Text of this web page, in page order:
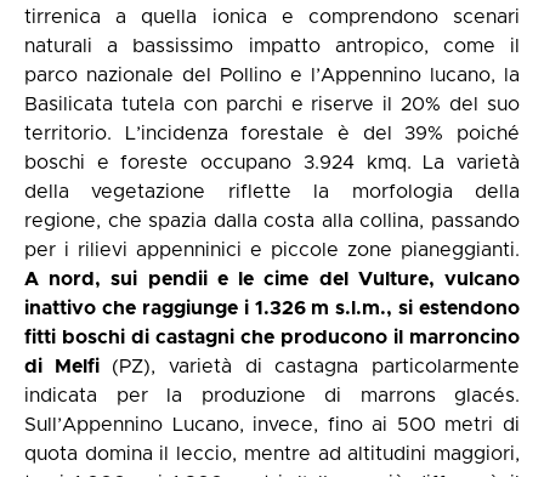
tirrenica a quella ionica e comprendono scenari
naturali a bassissimo impatto antropico, come il
parco nazionale del Pollino e l’Appennino lucano, la
Basilicata tutela con parchi e riserve il 20% del suo
territorio. L’incidenza forestale è del 39% poiché
boschi e foreste occupano 3.924 kmq. La varietà
della vegetazione riflette la morfologia della
regione, che spazia dalla costa alla collina, passando
per i rilievi appenninici e piccole zone pianeggianti.
A nord, sui pendii e le cime del Vulture, vulcano
inattivo che raggiunge i 1.326 m s.l.m., si estendono
fitti boschi di castagni che producono il marroncino
di Melfi(PZ), varietà di castagna particolarmente
indicata per la produzione di marrons glacés.
Sull’Appennino Lucano, invece, fino ai 500 metri di
quota domina il leccio, mentre ad altitudini maggiori,